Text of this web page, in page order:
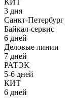
КИТ
3 дня
Санкт-Петербург
Байкал-сервис
6 дней
Деловые линии
7 дней
РАТЭК
5-6 дней
КИТ
6 дней